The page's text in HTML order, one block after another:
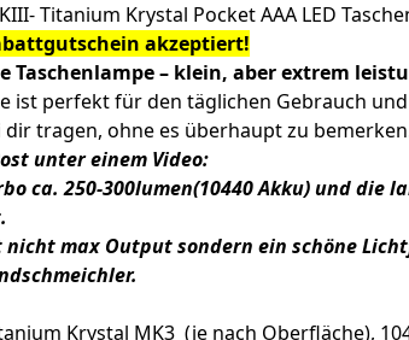
Titanium Krystal Pocket AAA LED
akzeptiert!
Taschenlampe – klein, aber extrem
ist perfekt für den täglichen Gebrauch
tragen, ohne es überhaupt zu
unter einem Video:
ca. 250-300lumen(10440 Akku) und
nicht max Output sondern ein schöne
Krystal MK3 (je nach Oberfläche),